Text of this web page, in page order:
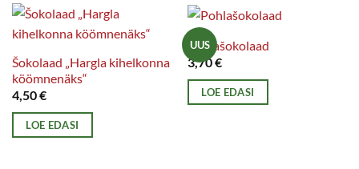
on
mitu
varianti.
Valikuid
saab
teha
tootelehel.
Šokolaad „Hargla kihelkonna
köömnenäks“
4,50€
LOE EDASI
UUS
Pohlašokolaad
3,70€
LOE EDASI